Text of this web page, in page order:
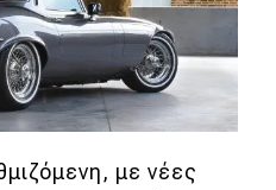
με νέες